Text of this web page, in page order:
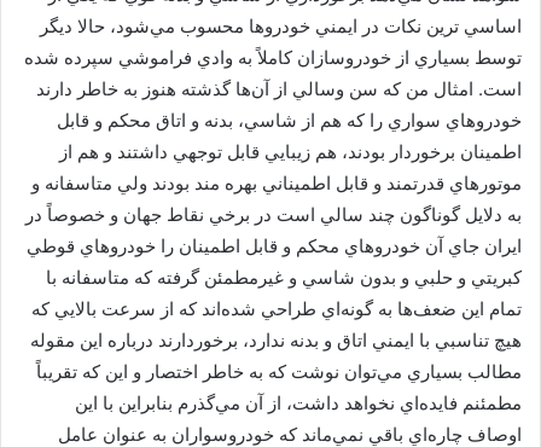
اساسي ترين نکات در ايمني خودروها محسوب مي‌شود، حالا ديگر
توسط بسياري از خودروسازان کاملاً به وادي فراموشي سپرده شده
است. امثال من که سن وسالي از آن‌ها گذشته هنوز به خاطر دارند
خودروهاي سواري را که هم از شاسي، بدنه و اتاق محکم و قابل
اطمينان برخوردار بودند، هم زيبايي قابل توجهي داشتند و هم از
موتورهاي قدرتمند و قابل اطميناني بهره مند بودند ولي متاسفانه و
به دلايل گوناگون چند سالي است در برخي نقاط جهان و خصوصاً در
ايران جاي آن خودروهاي محکم و قابل اطمينان را خودروهاي قوطي
کبريتي و حلبي و بدون شاسي و غيرمطمئن گرفته که متاسفانه با
تمام اين ضعف‌ها به گونه‌اي طراحي شده‌اند که از سرعت بالايي که
هيچ تناسبي با ايمني اتاق و بدنه ندارد، برخوردارند درباره اين مقوله
مطالب بسياري مي‌توان نوشت که به خاطر اختصار و اين که تقريباً
مطمئنم فايده‌اي نخواهد داشت، از آن مي‌گذرم بنابراين با اين
اوصاف چاره‌اي باقي نمي‌ماند که خودروسواران به عنوان عامل